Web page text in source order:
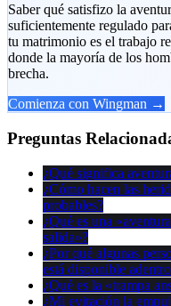
Saber qué satisfizo la
suficientemente regulado
tu matrimonio es el trabajo
donde la mayoría de los
brecha.
Comienza con Wingman →
Preguntas
¿Qué significa
¿Cómo hacen las
probables?
¿Qué es una
salida»?
¿Por qué algunas
está disponible
¿Qué es la «trampa
¿Mi evitación la